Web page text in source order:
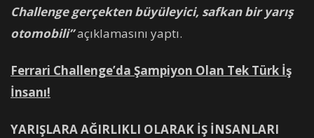
Challenge gerçekten büyüleyici, safkan bir yarış
otomobili”açıklamasını yaptı.
Ferrari Challenge’da Şampiyon Olan Tek Türk İş
İnsanı!
YARIŞLARA AĞIRLIKLI OLARAK İŞ İNSANLARI